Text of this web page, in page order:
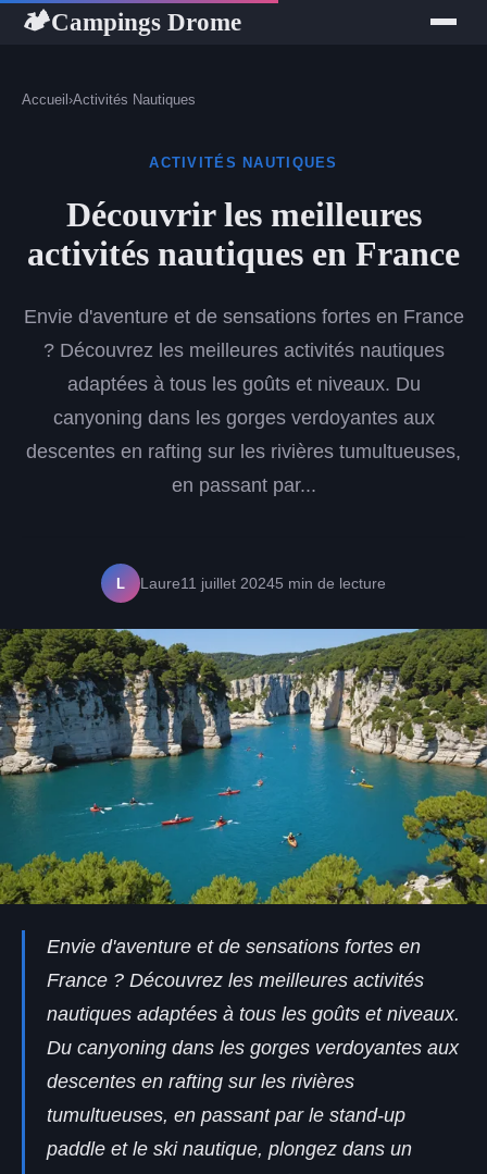
🏕Campings Drome
Accueil ›Activités Nautiques
ACTIVITÉS NAUTIQUES
Découvrir les meilleures
activités nautiques en France
Envie d'aventure et de sensations fortes en France
? Découvrez les meilleures activités nautiques
adaptées à tous les goûts et niveaux. Du
canyoning dans les gorges verdoyantes aux
descentes en rafting sur les rivières tumultueuses,
en passant par...
L Laure11 juillet 20245 min de lecture
Envie d'aventure et de sensations fortes en
France ? Découvrez les meilleures activités
nautiques adaptées à tous les goûts et niveaux.
Du canyoning dans les gorges verdoyantes aux
descentes en rafting sur les rivières
tumultueuses, en passant par le stand-up
paddle et le ski nautique, plongez dans un